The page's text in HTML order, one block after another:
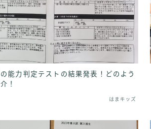
能力判定テストの結果発表！どのよう
！
はまキッズ